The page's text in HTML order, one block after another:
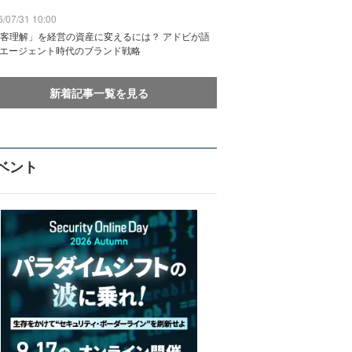
07/31 10:00
客理解」を経営の資産に変えるには？ アドビが語
ージェント時代のブランド戦略
新着記事一覧を見る
ント